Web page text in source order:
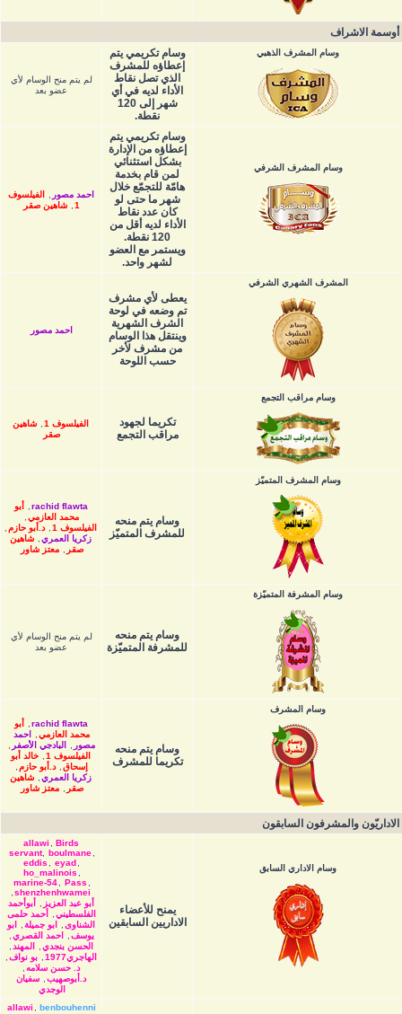
أوسمة الاشراف
وسام المشرف الذهبي
وسام تكريمي يتم
إعطاؤه للمشرف
الذي تصل نقاط
الأداء لديه في أي
شهر إلى 120
نقطة.
لم يتم منح الوسام لأي
عضو بعد
وسام المشرف الشرفي
وسام تكريمي يتم
إعطاؤه من الإدارة
بشكل استثنائي
لمن قام بخدمة
هامّة للتجمّع خلال
شهر ما حتى لو
كان عدد نقاط
الأداء لديه أقل من
120 نقطة.
ويستمر مع العضو
لشهر واحد.
احمد مصور
الفيلسوف
1
شاهين صقر
المشرف الشهري الشرفي
يعطى لأي مشرف
تم وضعه في لوحة
الشرف الشهرية
وينتقل هذا الوسام
من مشرف لأخر
حسب اللوحة
احمد مصور
وسام مراقب التجمع
تكريما لجهود
مراقب التجمع
الفيلسوف 1
شاهين
صقر
وسام المشرف المتميّز
وسام يتم منحه
للمشرف المتميّز
rachid flawta
أبو
محمد العازمي
الفيلسوف 1
د.أبو حازم
زكريا العمري
شاهين
صقر
معتز شاور
وسام المشرفة المتميّزة
وسام يتم منحه
للمشرفة المتميّزة
لم يتم منح الوسام لأي
عضو بعد
وسام المشرف
وسام يتم منحه
تكريما للمشرف
rachid flawta
أبو
محمد العازمي
احمد
مصور
البادجي الأصفر
الفيلسوف 1
خالد أبو
إسحاق
,د.أبو حازم
زكريا العمري
شاهين
صقر
معتز شاور
الاداريّون والمشرفون السابقون
وسام الاداري السابق
يمنح للأعضاء
الاداريين السابقين
allawi
Birds
servant, boulmane
eddis
eyad
ho_malinois
marine-54
Pass
shenzhenhwamei
أبو عبد العزيز
أبوأحمد
الفلسطيني
أحمد حلمى
الشناوى
ابو جميلة
ابو
يوسف
احمد القصري
الحسن بنجدي
المهند
الهاجري1977
بو نواف
د. حسن سلامه
د.أبوصهيب
سفيان
الوجدي
allawi
benbouhenni